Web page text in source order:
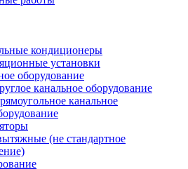
кондиционеры
установки
оборудование
канальное оборудование
канальное
(не стандартное